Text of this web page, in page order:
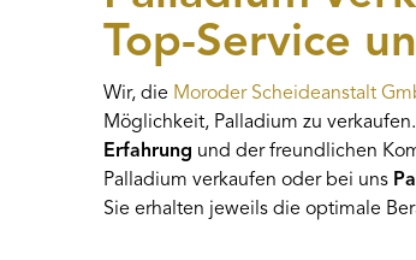
Top-Service
Wir, die Moroder Scheideanstalt
Möglichkeit, Palladium zu
Erfahrung und der freundlichen
Palladium verkaufen oder bei uns
Sie erhalten jeweils die optimale